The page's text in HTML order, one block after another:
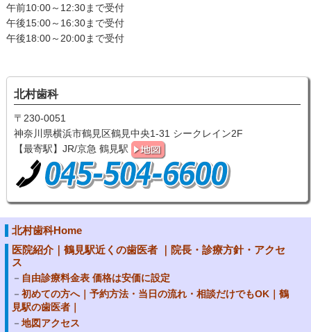
午前10:00～12:30まで受付
午後15:00～16:30まで受付
午後18:00～20:00まで受付
北村歯科
〒230-0051
神奈川県横浜市鶴見区鶴見中央1-31 シークレイン2F
【最寄駅】JR/京急 鶴見駅
北村歯科Home
医院紹介｜鶴見駅近くの歯医者 ｜院長・診療方針・アクセ
ス
自由診療料金表 価格は安価に設定
初めての方へ｜予約方法・当日の流れ・相談だけでもOK｜鶴
見駅の歯医者｜
地図アクセス